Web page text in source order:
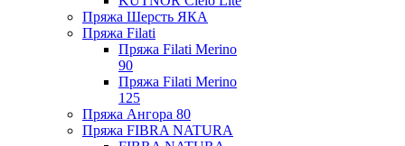
Пряжа Шерсть ЯКА
Пряжа Filati
Пряжа Filati Merino
90
Пряжа Filati Merino
125
Пряжа Ангора 80
Пряжа FIBRA NATURA